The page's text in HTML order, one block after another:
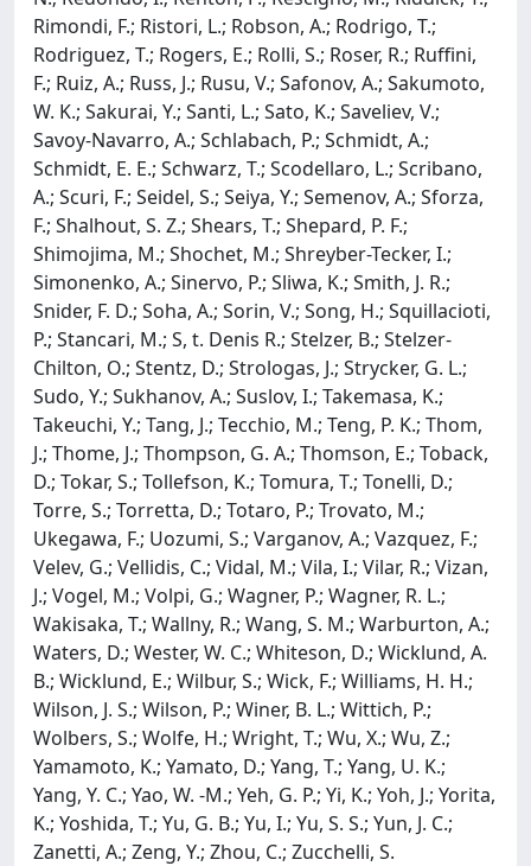
Rimondi, F.; Ristori, L.; Robson, A.; Rodrigo, T.;
Rodriguez, T.; Rogers, E.; Rolli, S.; Roser, R.; Ruffini,
F.; Ruiz, A.; Russ, J.; Rusu, V.; Safonov, A.; Sakumoto,
W. K.; Sakurai, Y.; Santi, L.; Sato, K.; Saveliev, V.;
Savoy-Navarro, A.; Schlabach, P.; Schmidt, A.;
Schmidt, E. E.; Schwarz, T.; Scodellaro, L.; Scribano,
A.; Scuri, F.; Seidel, S.; Seiya, Y.; Semenov, A.; Sforza,
F.; Shalhout, S. Z.; Shears, T.; Shepard, P. F.;
Shimojima, M.; Shochet, M.; Shreyber-Tecker, I.;
Simonenko, A.; Sinervo, P.; Sliwa, K.; Smith, J. R.;
Snider, F. D.; Soha, A.; Sorin, V.; Song, H.; Squillacioti,
P.; Stancari, M.; S, t. Denis R.; Stelzer, B.; Stelzer-
Chilton, O.; Stentz, D.; Strologas, J.; Strycker, G. L.;
Sudo, Y.; Sukhanov, A.; Suslov, I.; Takemasa, K.;
Takeuchi, Y.; Tang, J.; Tecchio, M.; Teng, P. K.; Thom,
J.; Thome, J.; Thompson, G. A.; Thomson, E.; Toback,
D.; Tokar, S.; Tollefson, K.; Tomura, T.; Tonelli, D.;
Torre, S.; Torretta, D.; Totaro, P.; Trovato, M.;
Ukegawa, F.; Uozumi, S.; Varganov, A.; Vazquez, F.;
Velev, G.; Vellidis, C.; Vidal, M.; Vila, I.; Vilar, R.; Vizan,
J.; Vogel, M.; Volpi, G.; Wagner, P.; Wagner, R. L.;
Wakisaka, T.; Wallny, R.; Wang, S. M.; Warburton, A.;
Waters, D.; Wester, W. C.; Whiteson, D.; Wicklund, A.
B.; Wicklund, E.; Wilbur, S.; Wick, F.; Williams, H. H.;
Wilson, J. S.; Wilson, P.; Winer, B. L.; Wittich, P.;
Wolbers, S.; Wolfe, H.; Wright, T.; Wu, X.; Wu, Z.;
Yamamoto, K.; Yamato, D.; Yang, T.; Yang, U. K.;
Yang, Y. C.; Yao, W. -M.; Yeh, G. P.; Yi, K.; Yoh, J.; Yorita,
K.; Yoshida, T.; Yu, G. B.; Yu, I.; Yu, S. S.; Yun, J. C.;
Zanetti, A.; Zeng, Y.; Zhou, C.; Zucchelli, S.